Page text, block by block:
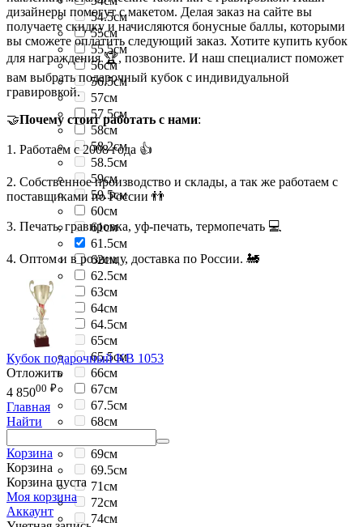
54.5см
55см
55.5см
56см
56.5см
57см
57.5см
58см
58.2см
58.5см
59см
59.5см
60см
61см
61.5см
62см
62.5см
63см
64см
64.5см
65см
65.5см
66см
67см
67.5см
68см
69см
69.5см
71см
72см
74см
дизайнеры помогут с макетом. Делая заказ на сайте вы
получаете скидку и начисляются бонусные баллы, которыми
вы сможете оплатить следующий заказ. Хотите купить кубок
для награждения 🏆, позвоните. И наш специалист поможет
вам выбрать подарочный кубок с индивидуальной
гравировкой.
🤝Почему стоит работать с нами:
1. Работаем с 2008 года 👍
2. Собственное производство и склады, а так же работаем с
поставщиками по России 👬
3. Печать, гравировка, уф-печать, термопечать 💻
4. Оптом и в розницу, доставка по России. 🚂
Кубок подарочный KB 1053
Отложить
4 85000 ₽
Главная
Найти
Корзина
Корзина
Корзина пуста
Моя корзина
Аккаунт